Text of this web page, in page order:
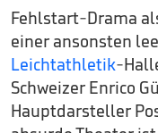
Fehlstart-Drama
einer ansonsten
Leichtathletik-
Schweizer Enrico
Hauptdarsteller